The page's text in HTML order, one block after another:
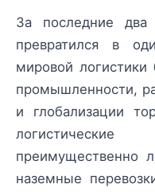
За последние два
превратился в
мировой логистики
промышленности,
и глобализации
преимущественно
наземные